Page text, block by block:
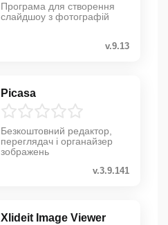
Програма для створення
слайдшоу з фотографій
v.9.13
Picasa
Безкоштовний редактор,
переглядач і органайзер
зображень
v.3.9.141
Xlideit Image Viewer